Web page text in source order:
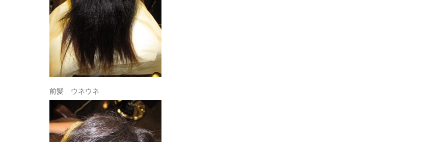
前髪 ウネウネ